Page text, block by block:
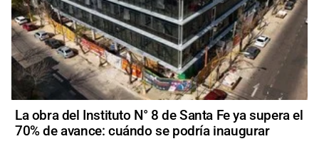
La obra del Instituto N° 8 de Santa Fe ya supera el
70% de avance: cuándo se podría inaugurar